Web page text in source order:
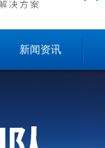
新闻资讯